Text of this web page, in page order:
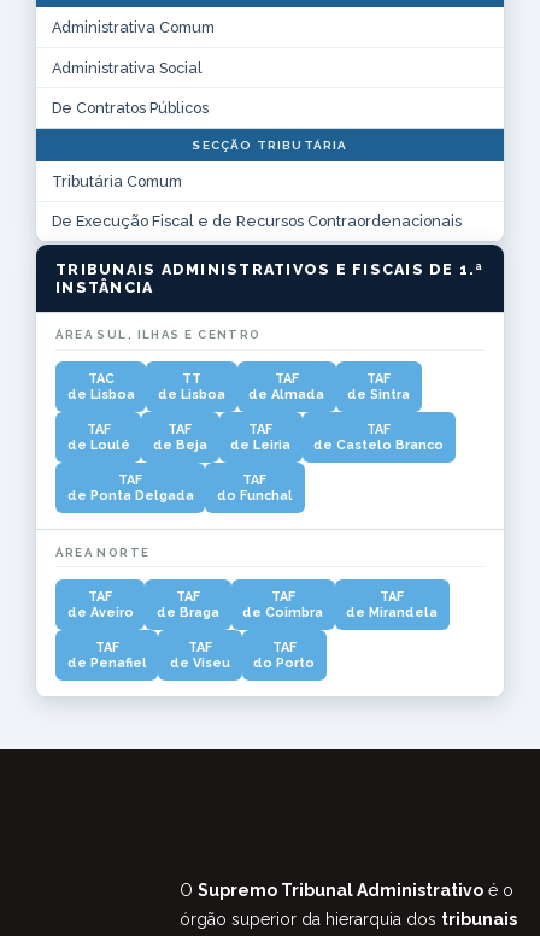
Administrativa Comum
Administrativa Social
De Contratos Públicos
SECÇÃO TRIBUTÁRIA
Tributária Comum
De Execução Fiscal e de Recursos Contraordenacionais
TRIBUNAIS ADMINISTRATIVOS E FISCAIS DE 1.ª
INSTÂNCIA
ÁREA SUL, ILHAS E CENTRO
TAC
de Lisboa
TT
de Lisboa
TAF
de Almada
TAF
de Sintra
TAF
de Loulé
TAF
de Beja
TAF
de Leiria
TAF
de Castelo Branco
TAF
de Ponta Delgada
TAF
do Funchal
ÁREA NORTE
TAF
de Aveiro
TAF
de Braga
TAF
de Coimbra
TAF
de Mirandela
TAF
de Penafiel
TAF
de Viseu
TAF
do Porto
OSupremo Tribunal Administrativo é o
órgão superior da hierarquia dos tribunais